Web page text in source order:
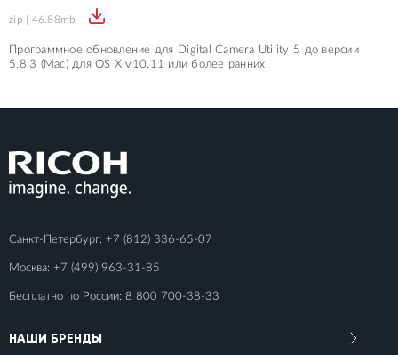
zip | 46.88mb
Программное обновление для Digital Camera Utility 5 до версии
5.8.3 (Mac) для OS X v10.11 или более ранних
Санкт-Петербург: +7 (812) 336-65-07
Москва: +7 (499) 963-31-85
Бесплатно по России: 8 800 700-38-33
НАШИ БРЕНДЫ